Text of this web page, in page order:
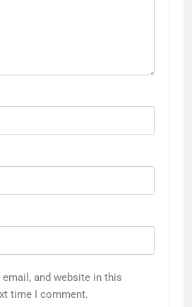
email, and website in this
time I comment.
की नगरी अयोध्या में आने वाले भक्तों
स्वागत करेगा लक्ष्मण द्वार